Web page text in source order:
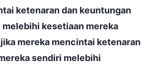
ketenaran dan keuntungan
kesetiaan mereka
mereka mencintai ketenaran
sendiri melebihi